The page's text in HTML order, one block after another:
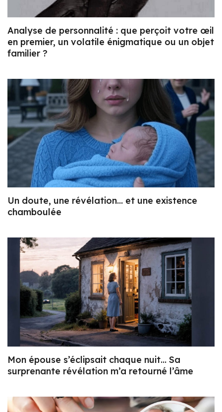
Analyse de personnalité : que perçoit votre œil
en premier, un volatile énigmatique ou un objet
familier ?
Un doute, une révélation… et une existence
chamboulée
Mon épouse s’éclipsait chaque nuit… Sa
surprenante révélation m’a retourné l’âme